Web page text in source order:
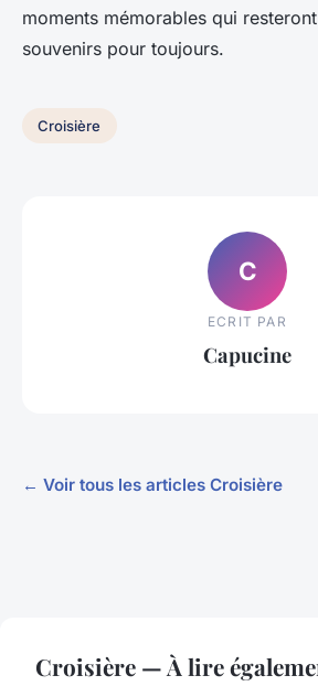
moments mémorables qui
souvenirs pour toujours.
Croisière
C
ECRIT PAR
Capucine
← Voir tous les articles Croisière
Croisière — À lire